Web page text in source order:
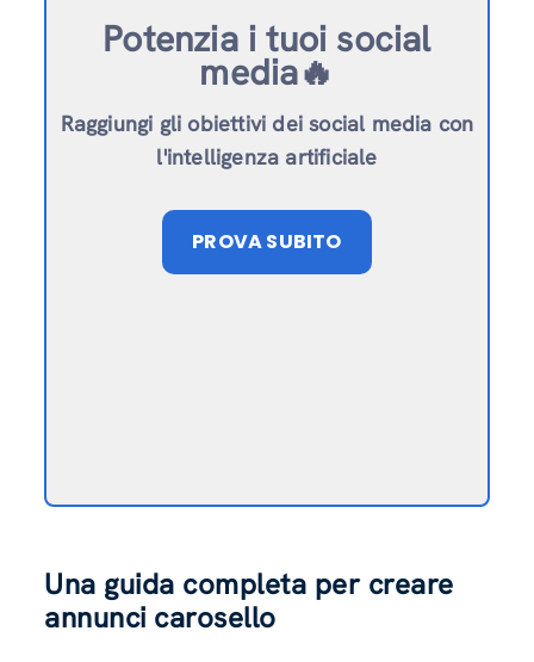
Potenzia i tuoi social
media🔥
Raggiungi gli obiettivi dei social media con
l'intelligenza artificiale
PROVA SUBITO
Una guida completa per creare
annunci carosello